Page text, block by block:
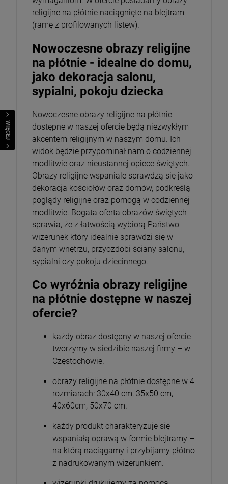
WIĘCEJ
religijne na płótnie naciągnięte na blejtram
(ramę z profilowanych listew).
Nowoczesne obrazy religijne
na płótnie - idealne do domu,
jako dekoracja salonu,
sypialni, pokoju dziecka
Nowoczesne obrazy religijne na płótnie
dostępne w naszej ofercie będą niezwykłym
akcentem religijnym w naszym domu. Ich
widok będzie przypominał nam o codziennej
modlitwie oraz nieustannej opiece świętych.
Obrazy religijne wspaniale sprawdzą się jako
dekoracja kościołów oraz domów, podkreślą
poglądy religijne oraz pomogą w codziennej
modlitwie. Bogata oferta obrazów świętych
sprawia, że z łatwością wybiorą Państwo
wizerunek który idealnie sprawdzi się w
danym wnętrzu, przyozdobi ściany salonu,
sypialni czy pokoju dziecinnego.
Co wyróżnia obrazy religijne
na płótnie dostępne w naszej
ofercie?
każdy obraz dostępny w naszej ofercie
tworzymy w siedzibie naszej firmy – w
Częstochowie.
obrazy religijne na płótnie dostępne w 4
rozmiarach: 30x40 cm, 35x50 cm,
40x60cm, 50x70 cm.
każdy produkt charakteryzuje się
wspaniałą oprawą w formie blejtramy –
na którą naciągamy i przybijamy płótno
z nadrukowanym wizerunkiem.